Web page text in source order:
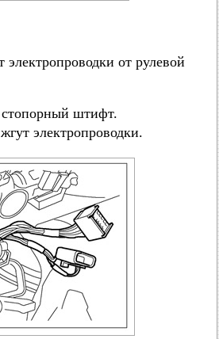
электропроводки от рулевой
штифт.
электропроводки.